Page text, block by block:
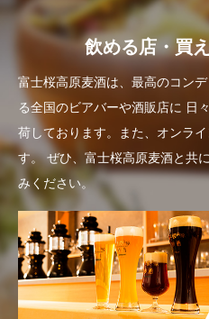
飲める店・買
富士桜高原麦酒は、最高のコン
る全国のビアバーや酒販店に 日
荷しております。また、オンラ
す。ぜひ、富士桜高原麦酒と共
みください。